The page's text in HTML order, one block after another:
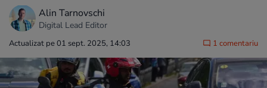
Alin Tarnovschi
Digital Lead Editor
Actualizat pe 01 sept. 2025, 14:03 1 comentariu